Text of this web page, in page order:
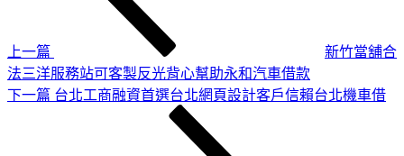
上一篇
新竹當舖合
法三洋服務站可客製反光背心幫助永和汽車借款
下
下一篇 台北工商融資首選台北網頁設計客戶信賴台北機車借